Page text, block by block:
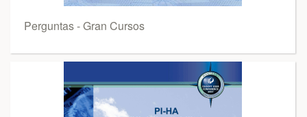
Perguntas - Gran Cursos